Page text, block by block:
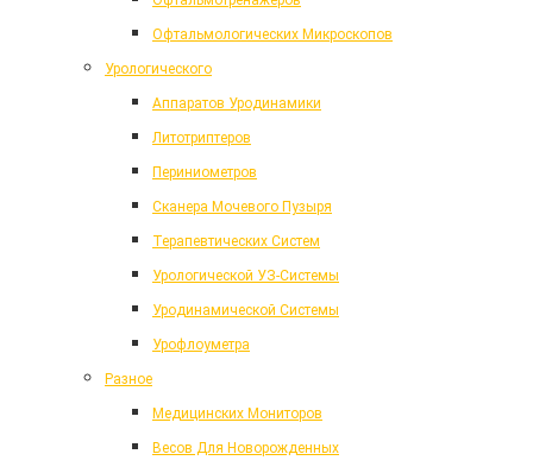
Офтальмологических Микроскопов
Урологического
Аппаратов Уродинамики
Литотриптеров
Периниометров
Сканера Мочевого Пузыря
Терапевтических Систем
Урологической УЗ-Системы
Уродинамической Системы
Урофлоуметра
Разное
Медицинских Мониторов
Весов Для Новорожденных